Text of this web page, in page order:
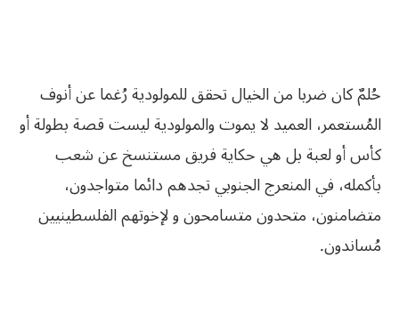
حُلمٌ كان ضربا من الخيال تحقق للمولودية رُغما عن أنوف
المُستعمر، العميد لا يموت والمولودية ليست قصة بطولة أو
كأس أو لعبة بل هي حكاية فريق مستنسخ عن شعب
بأكمله، في المنعرج الجنوبي تجدهم دائما متواجدون،
متضامنون، متحدون متسامحون و لإخوتهم الفلسطينيين
مُساندون.